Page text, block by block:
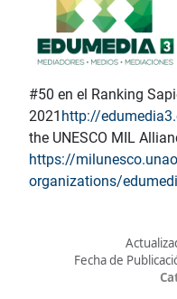
#50 en el Ranking
2021 http://
the UNESCO MIL
https://
organizations/
Fecha de